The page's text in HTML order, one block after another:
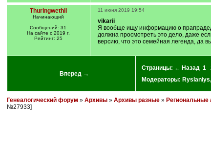
Thuringwethil
Начинающий
Сообщений: 31
На сайте с 2019 г.
Рейтинг: 25
11 июня 2019 19:54
vikarii
Я вообще ищу информацию о
должна просмотреть это дело, даже
версию, что это семейная легенда, да
Вперед →
Страницы: ← Назад 1
Модераторы: Ryslaniys,
Генеалогический форум » Архивы» Архивы разные»
№27933]